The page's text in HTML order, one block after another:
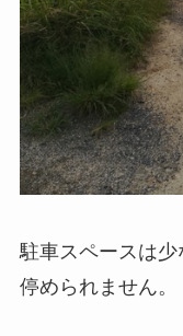
駐車スペースは
停められません。